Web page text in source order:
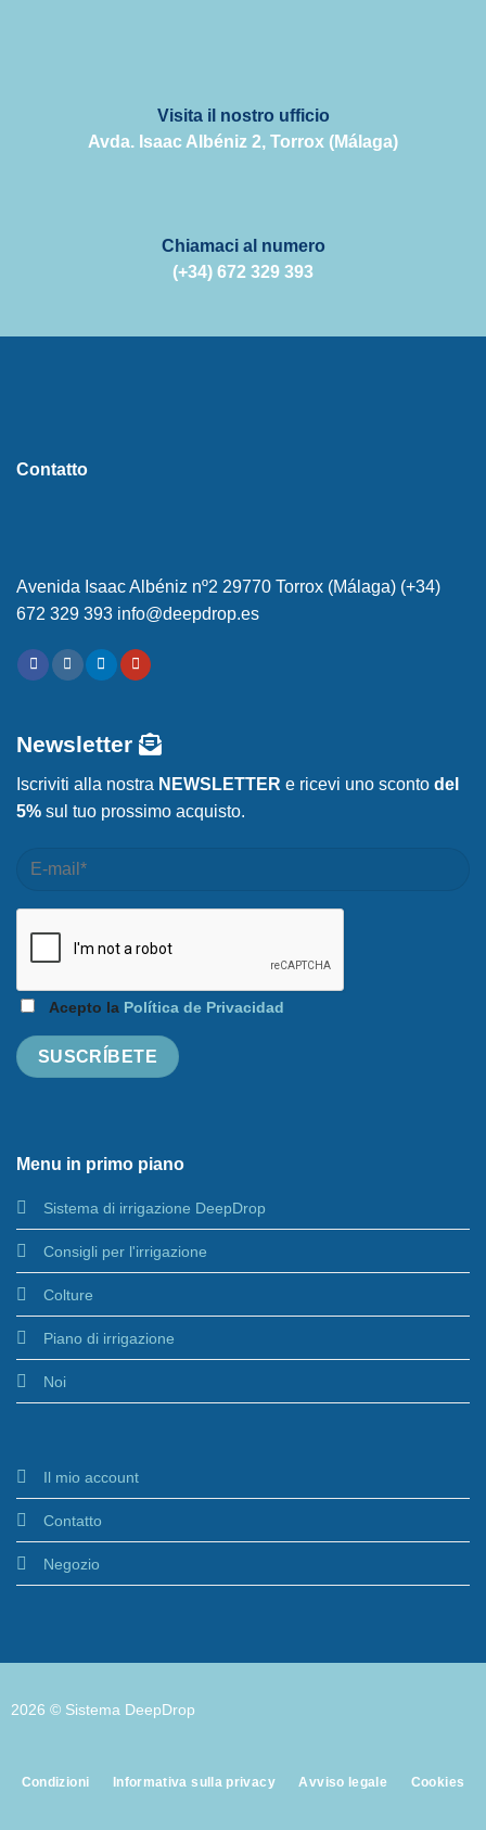
Visita il nostro ufficio
Avda. Isaac Albéniz 2, Torrox (Málaga)
Chiamaci al numero
(+34) 672 329 393
Contatto
Avenida Isaac Albéniz nº2 29770 Torrox (Málaga) (+34)
672 329 393 info@deepdrop.es
Menu in primo piano
Sistema di irrigazione DeepDrop
Consigli per l'irrigazione
Colture
Piano di irrigazione
Noi
Il mio account
Contatto
Negozio
Newsletter
Iscriviti alla nostra NEWSLETTER e ricevi uno sconto del
5% sul tuo prossimo acquisto.
Acepto la Política de Privacidad
2026 © Sistema DeepDrop
Condizioni Informativa sulla privacy Avviso legale Cookies